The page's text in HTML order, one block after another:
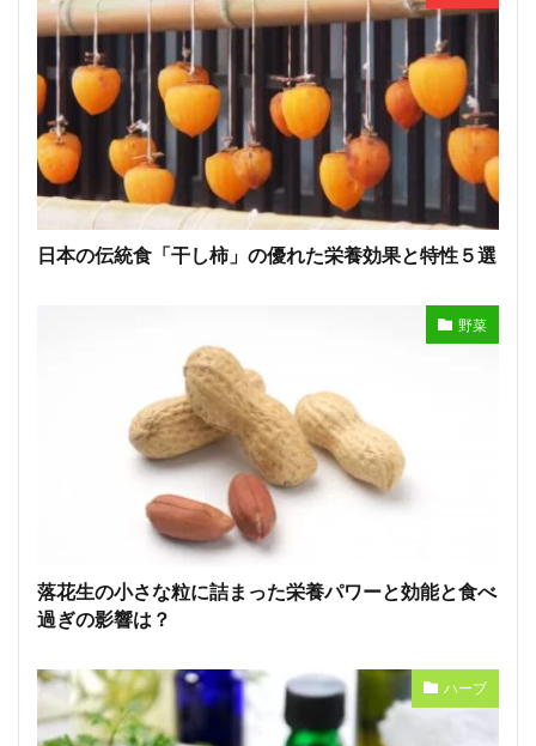
日本の伝統食「干し柿」の優れた栄養効果と特性５選
野菜
落花生の小さな粒に詰まった栄養パワーと効能と食べ
過ぎの影響は？
ハーブ